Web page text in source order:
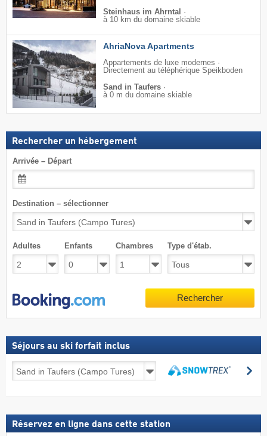
Steinhaus im Ahrntal ·
à 10 km du domaine skiable
AhriaNova Apartments
Appartements de luxe modernes ·
Directement au téléphérique Speikboden
Sand in Taufers ·
à 0 m du domaine skiable
Rechercher un hébergement
Arrivée – Départ
Destination – sélectionner
Adultes Enfants Chambres Type d'étab.
Rechercher
Séjours au ski forfait inclus
au
forfait
Réservez en ligne dans cette station